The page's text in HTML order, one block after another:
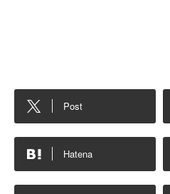
Post
Hatena